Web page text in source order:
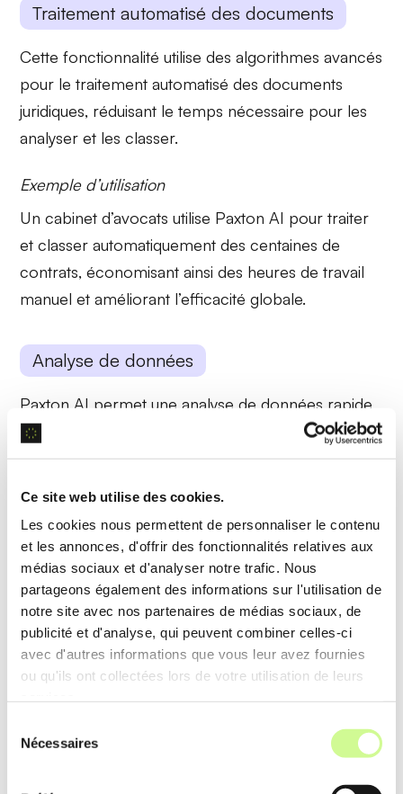
Ce site web utilise des cookies.
Les cookies nous permettent de personnaliser le contenu
et les annonces, d'offrir des fonctionnalités relatives aux
médias sociaux et d'analyser notre trafic. Nous
partageons également des informations sur l'utilisation de
notre site avec nos partenaires de médias sociaux, de
publicité et d'analyse, qui peuvent combiner celles-ci
avec d'autres informations que vous leur avez fournies
ou qu'ils ont collectées lors de votre utilisation de leurs
Nécessaires
Traitement automatisé des documents
Cette fonctionnalité utilise des algorithmes avancés
pour letraitement automatisé des documents
juridiques, réduisant le temps nécessaire pour les
analyser et les classer.
Exemple d’utilisation
Un cabinet d’avocats utilise Paxton AI pour traiter
et classer automatiquement des centaines de
contrats, économisant ainsi des heures de travail
manuel et améliorant l’efficacité globale.
Analyse de données
Paxton AI permet uneanalyse de données rapide
et précise, en utilisant des modèles prédictifs pour
identifier les tendances et les anomalies dans de
Exemple d’utilisation
Les analystes peuvent rapidement identifier des
tendances dans des cas juridiques similaires et
prendre des décisions éclairées en utilisant les
analyses fournies par Paxton AI.
Génération d’images juridiques
Paxton AI utilise des technologies avancées de